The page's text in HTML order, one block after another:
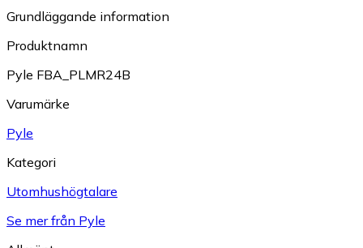
Grundläggande information
Produktnamn
Pyle FBA_PLMR24B
Varumärke
Pyle
Kategori
Utomhushögtalare
Se mer från Pyle